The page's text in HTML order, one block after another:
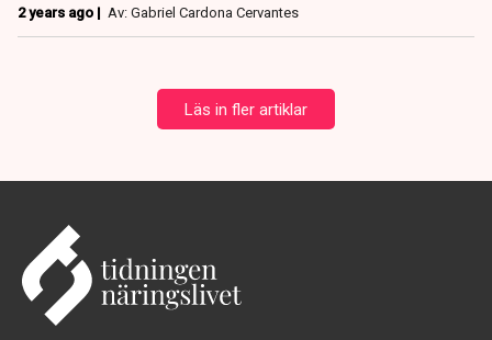
2 years ago | Av: Gabriel Cardona Cervantes
Läs in fler artiklar